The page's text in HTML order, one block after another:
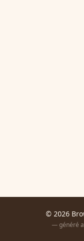
© 2026
— généré